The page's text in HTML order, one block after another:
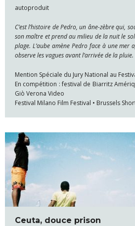
autoproduit
C’est l’histoire de Pedro, un âne-zèbre qui,
son maître et prend au milieu de la nuit le
plage. L’aube amène Pedro face à une mer
observe les vagues avant l’arrivée de la pluie.
Mention Spéciale du Jury National au
En compétition : festival de Biarritz
Giò Verona Video
Festival Milano Film Festival • Brussels
Ceuta, douce prison